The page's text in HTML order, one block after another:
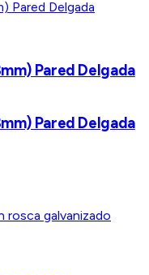
Pared Delgada
Pared Delgada